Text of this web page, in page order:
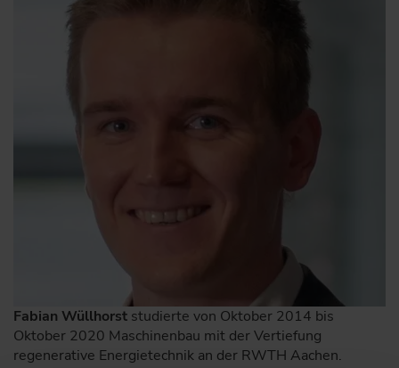
Fabian Wüllhorst studierte von Oktober 2014 bis
Oktober 2020 Maschinenbau mit der Vertiefung
regenerative Energietechnik an der RWTH Aachen.